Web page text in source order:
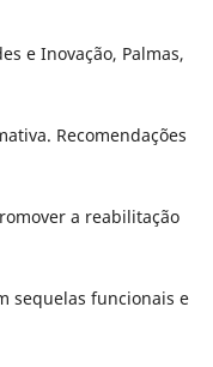
e Inovação, Palmas,
Recomendações
a reabilitação
sequelas funcionais e